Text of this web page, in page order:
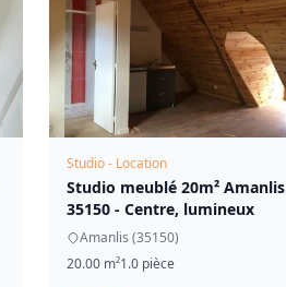
Studio - Location
Studio meublé 20m² Amanlis
35150 - Centre, lumineux
Amanlis (35150)
20.00 m²1.0 pièce